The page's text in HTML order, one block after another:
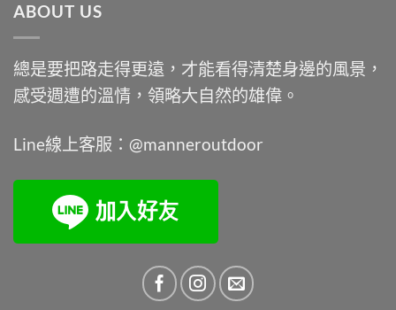
ABOUT US
總是要把路走得更遠，才能看得清楚身邊的風景，
感受週遭的溫情，領略大自然的雄偉。
Line線上客服：@manneroutdoor